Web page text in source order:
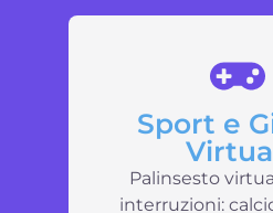
Sport e
Palinsesto
interruzioni: